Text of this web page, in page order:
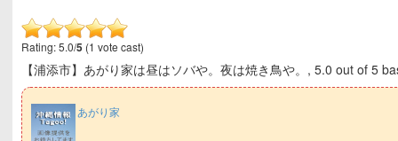
Rating: 5.0/5 (1 vote cast)
【浦添市】あがり家は昼はソバや。夜は焼き鳥や。 ,5.0 out of5
あがり家